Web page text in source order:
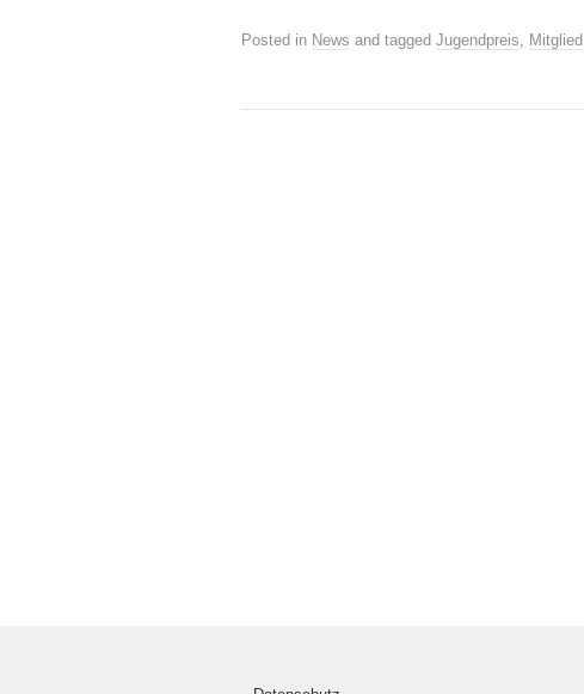
Posted in News and tagged Jugendpreis Mitglied